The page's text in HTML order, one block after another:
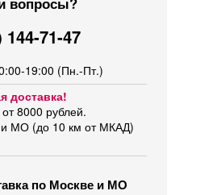
144-71-47
19:00 (Пн.-Пт.)
доставка!
8000 рублей.
МО (до 10 км от МКАД)
по Москве и МО